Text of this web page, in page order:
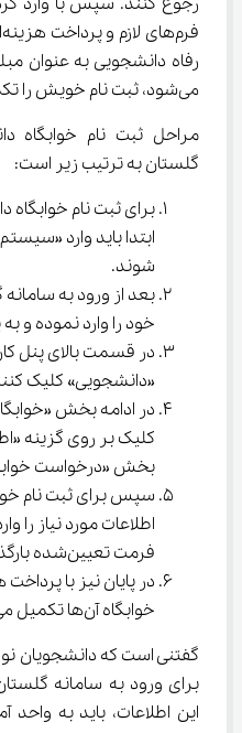
می‌شود، ثبت نام خویش را تکمیل کنند.
مراحل ثبت نام خوابگاه
گلستان به ترتیب زیر است:
برای ثبت نام
ابتدا باید وارد
شوند.
بعد از ورود به سامانه
خود را وارد نموده و
در قسمت بالای پنل
«دانشجویی» کلیک
در ادامه بخش
بخش «درخواست
اطلاعات مورد نیاز را
فرمت تعیین‌شده بارگذاری نمایند.
خوابگاه آن‌ها تکمیل می‌شود.
گفتنی است که دانشجویان نو
برای ورود به سامانه
این اطلاعات، باید به